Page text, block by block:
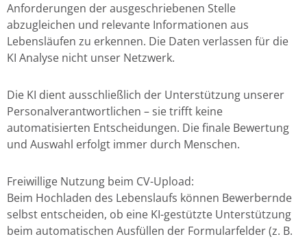
Anforderungen der ausgeschriebenen Stelle
abzugleichen und relevante Informationen aus
Lebensläufen zu erkennen. Die Daten verlassen für die
KI Analyse nicht unser Netzwerk.
Die KI dient ausschließlich der Unterstützung unserer
Personalverantwortlichen – sie trifft keine
automatisierten Entscheidungen. Die finale Bewertung
und Auswahl erfolgt immer durch Menschen.
Freiwillige Nutzung beim CV-Upload:
Beim Hochladen des Lebenslaufs können Bewerbernde
selbst entscheiden, ob eine KI-gestützte Unterstützung
beim automatischen Ausfüllen der Formularfelder (z. B.